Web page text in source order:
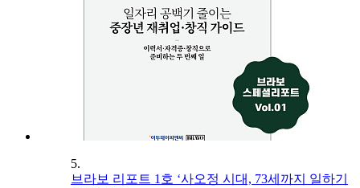
5.
브라보 리포트 1호 ‘사오정 시대, 73세까지 일하기